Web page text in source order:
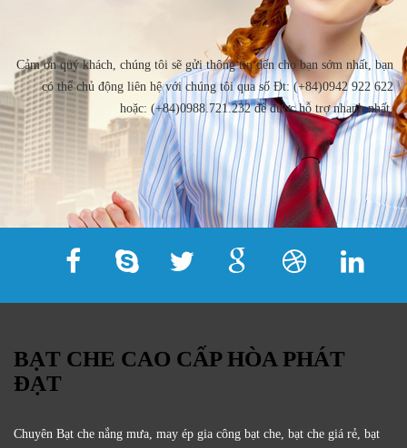
Cảm ơn quý khách, chúng tôi sẽ gửi thông tin đến cho bạn sớm nhất, bạn
có thể chủ động liên hệ với chúng tôi qua số Đt: (+84)0942 922 622
hoặc: (+84)0988.721.232 để được hỗ trợ nhanh nhất.
BẠT CHE CAO CẤP HÒA PHÁT
ĐẠT
Chuyên Bạt che nắng mưa, may ép gia công bạt che, bạt che giá rẻ, bạt